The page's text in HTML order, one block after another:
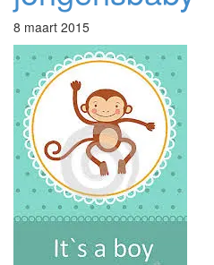
8 maart 2015